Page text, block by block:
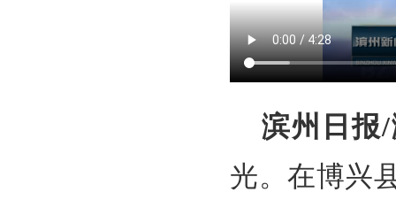
滨州日报
光。在博兴